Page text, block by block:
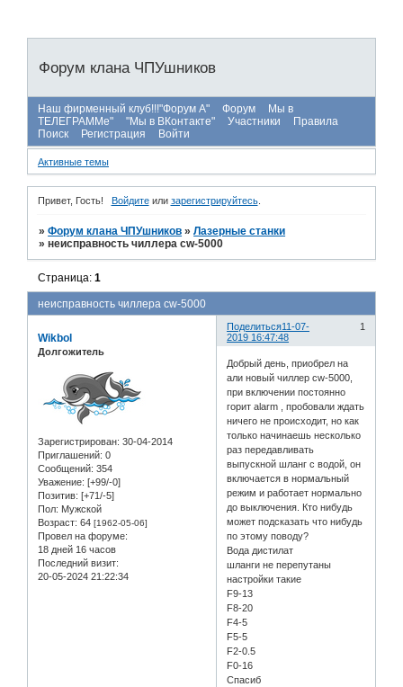
Форум клана ЧПУшников
Наш фирменный клуб!!!"Форум А" Форум
Мы в
ТЕЛЕГРАММе"
"Мы в ВКонтакте" Участники
Правила
Поиск
Регистрация Войти
Активные темы
Привет, Гость! Войдитеили зарегистрируйтесь.
»Форум клана ЧПУшников »Лазерные станки
»неисправность чиллера cw-5000
неисправность чиллера cw-5000
Страница:1
Поделиться 1
11-07-
2019 16:47:48
Wikbol
Долгожитель
Зарегистрирован: 30-04-2014
Приглашений: 0
Сообщений: 354
Уважение: [+99/-0]
Позитив: [+71/-5]
Пол: Мужской
Возраст: 64 [1962-05-06]
Провел на форуме:
18 дней 16 часов
Последний визит:
20-05-2024 21:22:34
Добрый день, приобрел на
али новый чиллер cw-5000,
при включении постоянно
горит alarm , пробовали ждать
ничего не происходит, но как
только начинаешь несколько
раз передавливать
выпускной шланг с водой, он
включается в нормальный
режим и работает нормально
до выключения. Кто нибудь
может подсказать что нибудь
по этому поводу?
Вода дистилат
шланги не перепутаны
настройки такие
F9-13
F8-20
F4-5
F5-5
F2-0.5
F0-16
Спасиб